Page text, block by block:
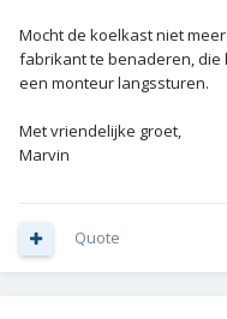
Mocht de koelkast niet
fabrikant te benaderen,
een monteur langssturen.
Met vriendelijke groet,
Marvin
Quote